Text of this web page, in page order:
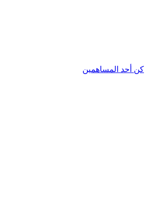
كن أحد المساهمين